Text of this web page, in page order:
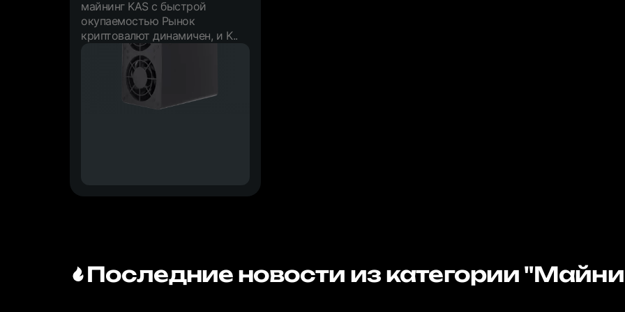
майнинг KAS с быстрой
окупаемостью Рынок
криптовалют динамичен, и K..
Последние новости из категории